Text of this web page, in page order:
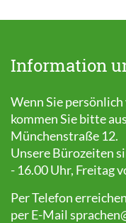
Information
Wenn Sie
kommen Sie bitte
Münchenstraße 12.
Unsere Bürozeiten
- 16.00 Uhr, Freitag
Per Telefon
per E-Mail